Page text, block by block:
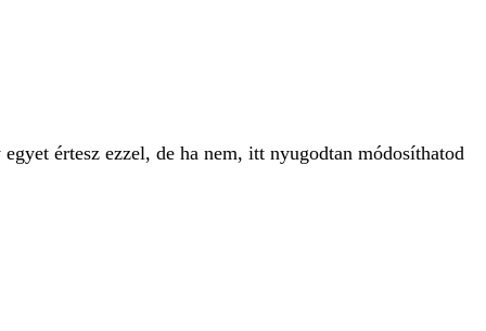
értesz ezzel, de ha nem, itt nyugodtan módosíthatod